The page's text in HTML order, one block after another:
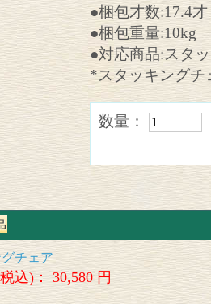
●梱包才数:17.4才
●梱包重量:10kg
●対応商品:スタ
*スタッキングチ
数量：
チェア
込)： 30,580 円